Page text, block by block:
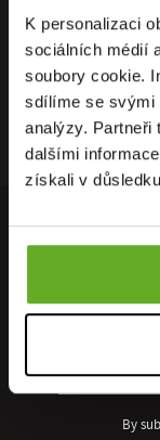
K personalizaci
sociálních médií
soubory cookie.
sdílíme se svými
analýzy. Partneři
dalšími
získali v
INVITE TIPS
Sign up for our
discount. You can
Sign up for
By